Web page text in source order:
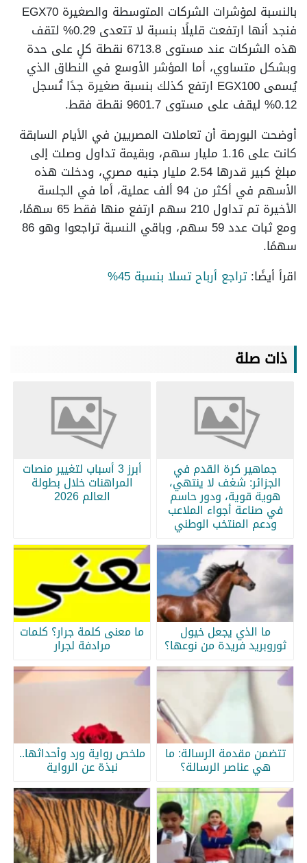
بالنسبة لمؤشرات الشركات المتوسطة والصغيرة EGX70
فنجد أنها ارتفعت قليلًا بنسبة لا تتعدى 0.29% لتقف
هذه الشركات عند مستوى 6713.8 نقطة كلٍ على حدة
وبشكل متساوي، أما المؤشر الأوسع في النطاق الذي
يُسمى EGX100 ارتفع كذلك بنسبة صغيرة جدًا تُسجل
0.12% ليقف على مستوى 9601.7 نقطة فقط.
أوضحت البورصة أن تعاملات المصريين في الأيام السابقة
كانت على 1.16 مليار سهم، وبقيمة تداول وصلت إلى
مبلغ كبير قدرها 2.54 مليار جنيه مصري، ودخلت هذه
الأسهم في أكثر من 94 ألف عملية، أما في الجلسة
الأخيرة تم تداول 210 سهم ارتفع منها فقط 65 سهمًا،
ومع ثبات عدد 59 سهم، وباقي النسبة تراجعوا وهو 86
سهمًا.
اقرأ أيضًا:تراجع أرباح تسلا بنسبة 45%
ذات صلة
جماهير كرة القدم في
الجزائر: شغف لا ينتهي،
هوية قوية، ودور حاسم
في صناعة أجواء الملاعب
ودعم المنتخب الوطني
أبرز 3 أسباب لتغيير منصات
المراهنات خلال بطولة
العالم 2026
ما الذي يجعل خيول
ثوروبريد فريدة من نوعها؟
ما معنى كلمة جرار؟ كلمات
مرادفة لجرار
تتضمن مقدمة الرسالة: ما
هي عناصر الرسالة؟
ملخص رواية ورد وأحداثها..
نبذة عن الرواية